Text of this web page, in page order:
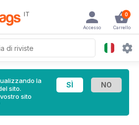
IT 0
Carrello
Accesso
la
sito.
sito